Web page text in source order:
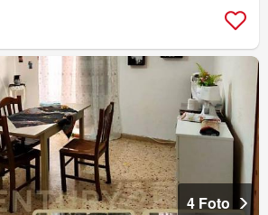
4 Foto